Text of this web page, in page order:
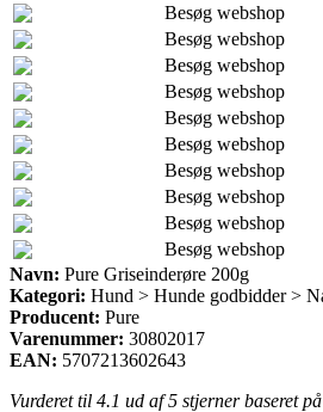
Besøg webshop
Besøg webshop
Besøg webshop
Besøg webshop
Besøg webshop
Besøg webshop
Besøg webshop
Besøg webshop
Besøg webshop
Besøg webshop
Navn: Pure Griseinderøre 200g
Kategori: Hund > Hunde godbidder >
Producent: Pure
Varenummer: 30802017
EAN: 5707213602643
Vurderet til 4.1 ud af 5 stjerner baseret på